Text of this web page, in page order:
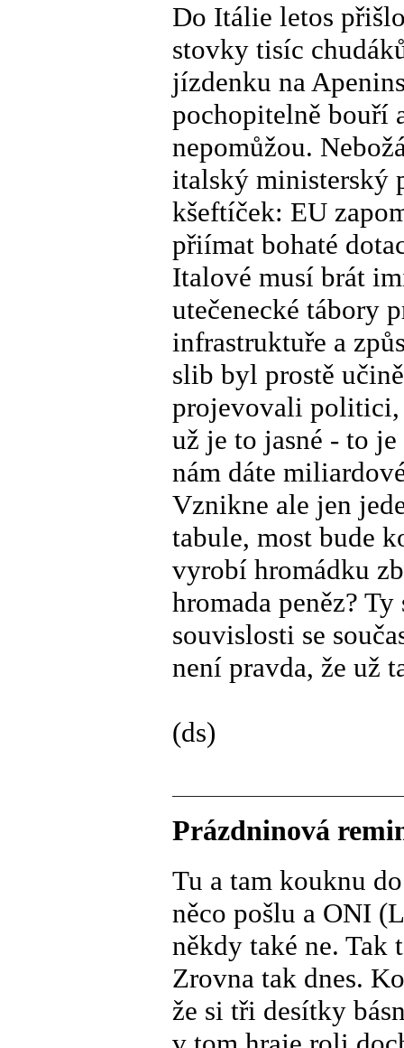
Do Itálie letos
stovky tisíc
jízdenku na
pochopitelně bouří
nepomůžou.
italský ministerský
kšeftíček: EU
přiímat bohaté
Italové musí brát
utečenecké tábory
infrastruktuře a
slib byl prostě
projevovali politici,
už je to jasné - to
nám dáte
Vznikne ale jen
tabule, most bude
vyrobí hromádku
hromada peněz?
souvislosti se
není pravda, že už
(ds)
Prázdninová
Tu a tam kouknu
něco pošlu a ONI
někdy také ne. Tak
Zrovna tak dnes.
že si tři desítky